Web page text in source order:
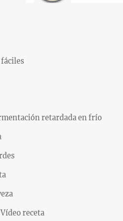
retardada en frío
receta